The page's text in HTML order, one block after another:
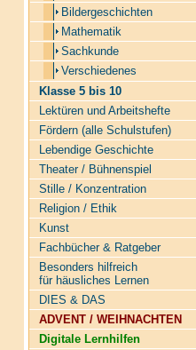
Bildergeschichten
Mathematik
Sachkunde
Verschiedenes
Klasse 5 bis 10
Lektüren und Arbeitshefte
Fördern (alle Schulstufen)
Lebendige Geschichte
Theater / Bühnenspiel
Stille / Konzentration
Religion / Ethik
Kunst
Fachbücher & Ratgeber
Besonders hilfreich
für häusliches Lernen
DIES & DAS
ADVENT / WEIHNACHTEN
Digitale Lernhilfen